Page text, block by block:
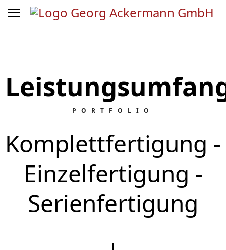
PORTFOLIO
Komplettfertigung -
Einzelfertigung -
Serienfertigung